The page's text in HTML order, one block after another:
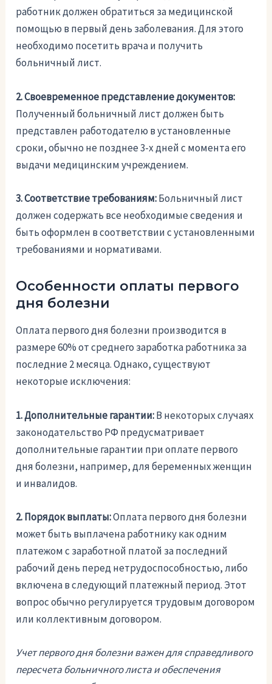
работник должен обратиться за медицинской
помощью в первый день заболевания. Для этого
необходимо посетить врача и получить
больничный лист.
2. Своевременное представление документов:
Полученный больничный лист должен быть
представлен работодателю в установленные
сроки, обычно не позднее 3-х дней с момента его
выдачи медицинским учреждением.
3. Соответствие требованиям:Больничный лист
должен содержать все необходимые сведения и
быть оформлен в соответствии с установленными
требованиями и нормативами.
Особенности оплаты первого
дня болезни
Оплата первого дня болезни производится в
размере 60% от среднего заработка работника за
последние 2 месяца. Однако, существуют
некоторые исключения:
1. Дополнительные гарантии:В некоторых случаях
законодательство РФ предусматривает
дополнительные гарантии при оплате первого
дня болезни, например, для беременных женщин
и инвалидов.
2. Порядок выплаты:Оплата первого дня болезни
может быть выплачена работнику как одним
платежом с заработной платой за последний
рабочий день перед нетрудоспособностью, либо
включена в следующий платежный период. Этот
вопрос обычно регулируется трудовым договором
или коллективным договором.
Учет первого дня болезни важен для справедливого
пересчета больничного листа и обеспечения